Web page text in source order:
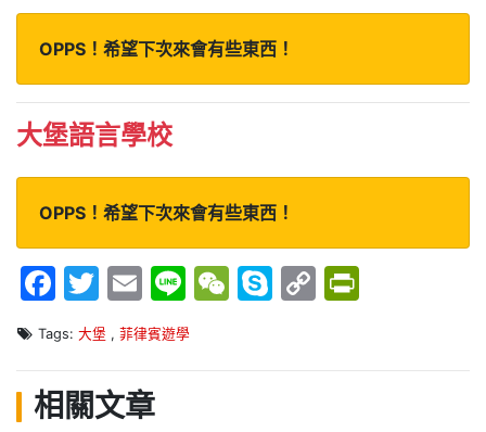
OPPS！希望下次來會有些東西！
大堡語言學校
OPPS！希望下次來會有些東西！
Facebook
Twitter
Email
LineWeChat
Skype
Copy
Tags:大堡 ,菲律賓遊學
相關文章